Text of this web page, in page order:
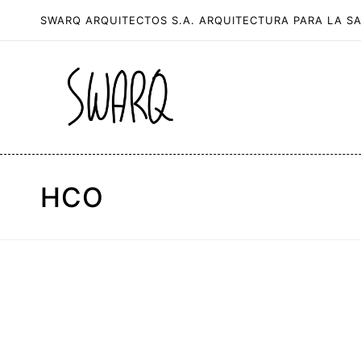
SWARQ ARQUITECTOS S.A. ARQUITECTURA PARA LA
HCO